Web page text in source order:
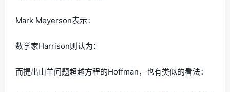
Mark Meyerson表示：
数学家Harrison则认为：
而提出山羊问题超越方程的Hoffman，也有类似的看法：